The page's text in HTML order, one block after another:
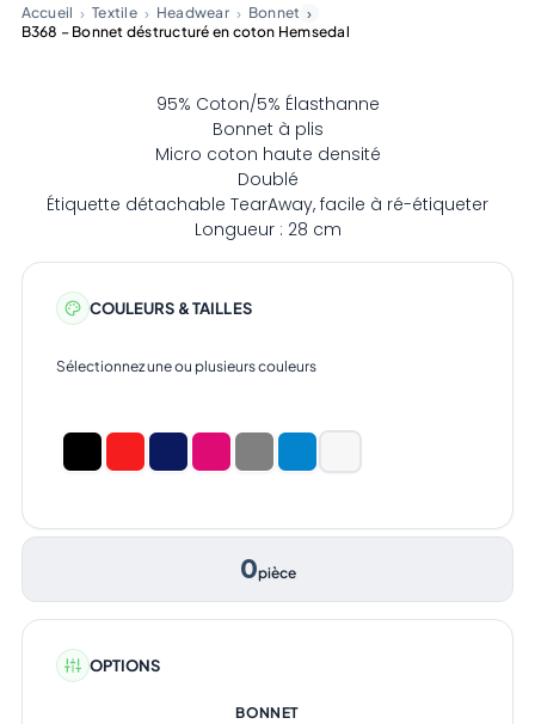
Accueil Textile Headwear
Bonnet
B368 – Bonnet déstructuré en coton Hemsedal
95% Coton/5% Élasthanne
Bonnet à plis
Micro coton haute densité
Doublé
Étiquette détachable TearAway, facile à ré-étiqueter
Longueur : 28 cm
COULEURS & TAILLES
Sélectionnez une ou plusieurs couleurs
0pièce
OPTIONS
BONNET